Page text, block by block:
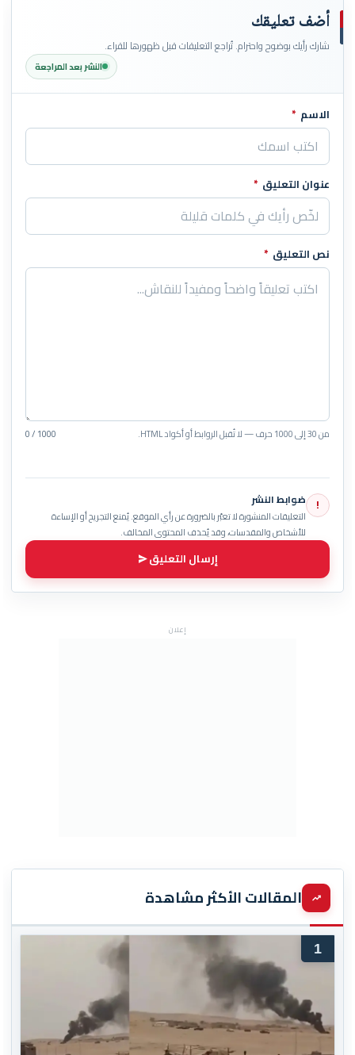
أضف تعليقك
شارك رأيك بوضوح واحترام. تُراجع التعليقات قبل ظهورها للقراء.
النشر بعد المراجعة
اترك هذا الحقل فارغاً
الاسم *
عنوان التعليق *
نص التعليق *
من 30 إلى 1000 حرف — لا تُقبل الروابط أو أكواد HTML. 0 / 1000
! ضوابط النشر
التعليقات المنشورة لا تعبّر بالضرورة عن رأي الموقع. يُمنع التجريح أو الإساءة
للأشخاص والمقدسات، وقد يُحذف المحتوى المخالف.
إرسال التعليق
إعلان
المقالات الأكثر مشاهدة
1